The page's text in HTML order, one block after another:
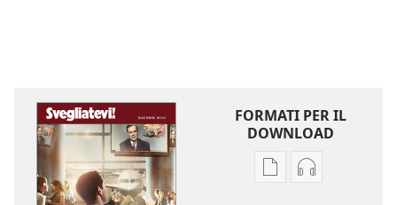
FORMATI PER IL
DOWNLOAD
OpzioniOpzioni